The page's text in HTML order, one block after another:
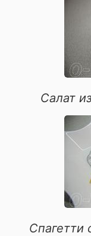
Салат
Спагетти